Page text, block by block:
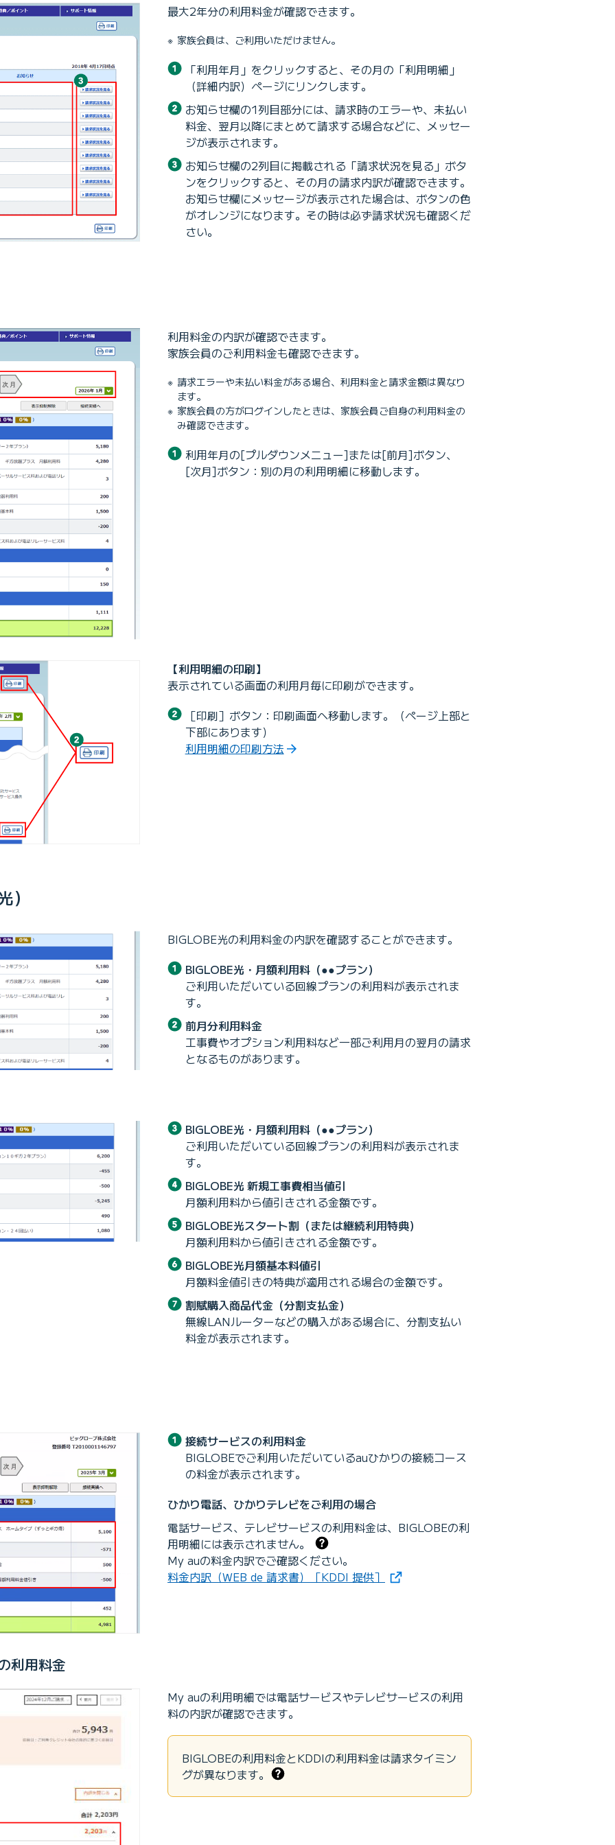
最大2年分の利用料金が確認できます。
家族会員は、ご利用いただけません。
「利用年月」をクリックすると、その月の「利用明細」
（詳細内訳）ページにリンクします。
お知らせ欄の1列目部分には、請求時のエラーや、未払い
料金、翌月以降にまとめて請求する場合などに、メッセー
ジが表示されます。
お知らせ欄の2列目に掲載される「請求状況を見る」ボタ
ンをクリックすると、その月の請求内訳が確認できます。
お知らせ欄にメッセージが表示された場合は、ボタンの色
がオレンジになります。その時は必ず請求状況も確認くだ
さい。
利用料金の内訳が確認できます。
家族会員のご利用料金も確認できます。
請求エラーや未払い料金がある場合、利用料金と請求金額は異なり
ます。
家族会員の方がログインしたときは、家族会員ご自身の利用料金の
み確認できます。
利用年月の[プルダウンメニュー]または[前月]ボタン、
[次月]ボタン：別の月の利用明細に移動します。
【利用明細の印刷】
表示されている画面の利用月毎に印刷ができます。
［印刷］ボタン：印刷画面へ移動します。（ページ上部と
下部にあります）
利用明細の印刷方法
BIGLOBE光の利用料金の内訳を確認することができます。
BIGLOBE光・月額利用料（●●プラン）
ご利用いただいている回線プランの利用料が表示されま
す。
前月分利用料金
工事費やオプション利用料など一部ご利用月の翌月の請求
となるものがあります。
BIGLOBE光・月額利用料（●●プラン）
ご利用いただいている回線プランの利用料が表示されま
す。
BIGLOBE光 新規工事費相当値引
月額利用料から値引きされる金額です。
BIGLOBE光スタート割（または継続利用特典）
月額利用料から値引きされる金額です。
BIGLOBE光月額基本料値引
月額料金値引きの特典が適用される場合の金額です。
割賦購入商品代金（分割支払金）
無線LANルーターなどの購入がある場合に、分割支払い
料金が表示されます。
接続サービスの利用料金
BIGLOBEでご利用いただいているauひかりの接続コース
の料金が表示されます。
ひかり電話、ひかりテレビをご利用の場合
電話サービス、テレビサービスの利用料金は、BIGLOBEの利
用明細には表示されません。
My auの料金内訳でご確認ください。
料金内訳（WEB de 請求書）［KDDI 提供］
（新しいタブで開きます）
利用料金
My auの利用明細では電話サービスやテレビサービスの利用
料の内訳が確認できます。
BIGLOBEの利用料金とKDDIの利用料金は請求タイミン
グが異なります。